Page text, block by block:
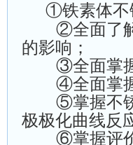
①铁素体
②全面了
的影响；
③全面掌
④全面掌
⑤掌握不
极极化曲线反
⑥掌握评